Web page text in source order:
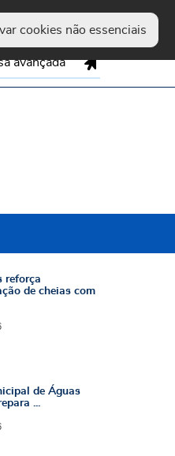
cookies não essenciais
Up
avançada
restauro da
de cheias
reforça
de cheias com
Pluviais prepara
de Águas
...